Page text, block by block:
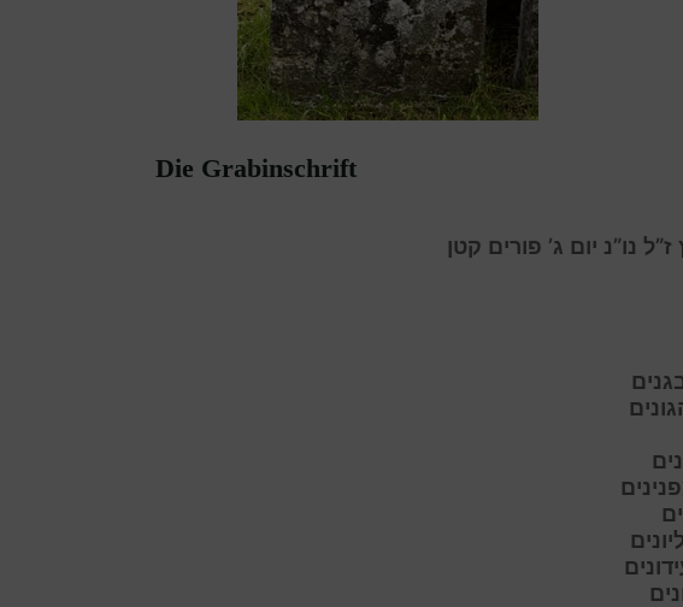
Die Grabinschrift
נו”נ יום ג’ פורים קטן